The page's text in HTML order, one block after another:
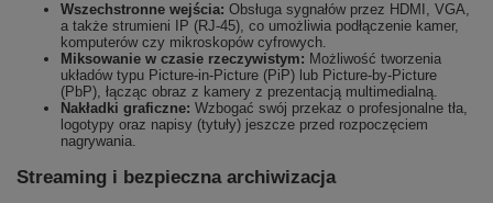
Wszechstronne wejścia: Obsługa sygnałów przez HDMI, VGA,
a także strumieni IP (RJ-45), co umożliwia podłączenie kamer,
komputerów czy mikroskopów cyfrowych.
Miksowanie w czasie rzeczywistym: Możliwość tworzenia
układów typu Picture-in-Picture (PiP) lub Picture-by-Picture
(PbP), łącząc obraz z kamery z prezentacją multimedialną.
Nakładki graficzne: Wzbogać swój przekaz o profesjonalne tła,
logotypy oraz napisy (tytuły) jeszcze przed rozpoczęciem
nagrywania.
Streaming i bezpieczna archiwizacja